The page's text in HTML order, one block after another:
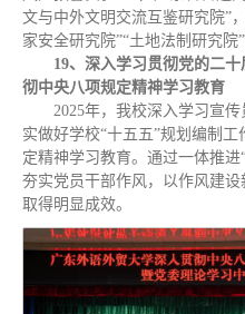
文与中外文明交流互鉴研究院”
家安全研究院”“土地法制研究院”
19、深入学习贯彻党的二
彻中央八项规定精神学习教育
2025年，我校深入学习宣
实做好学校“十五五”规划编制
定精神学习教育。通过一体推
夯实党员干部作风，以作风建设
取得明显成效。